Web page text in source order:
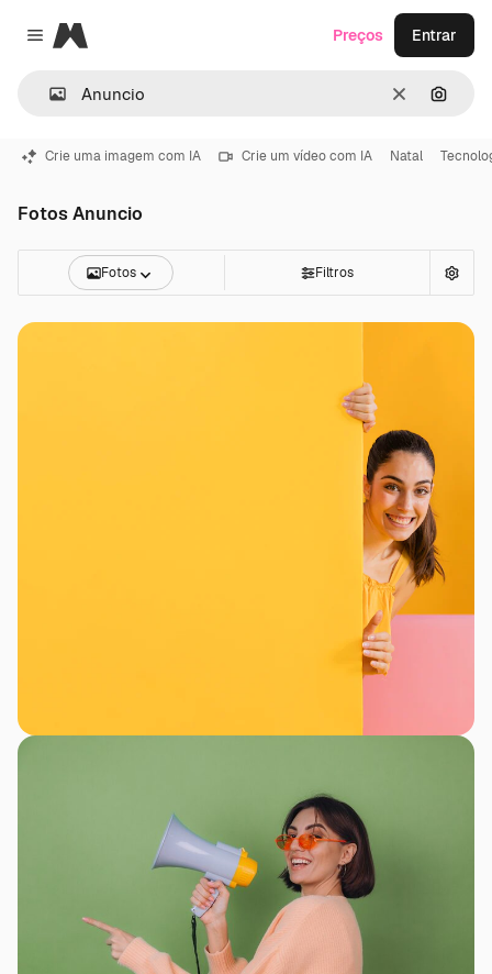
Close menu
Magnific
Limpar
Preços Entrar
Crie uma imagem com IA Crie um vídeo com IA Natal
Fotos Anuncio
Fotos Filtros